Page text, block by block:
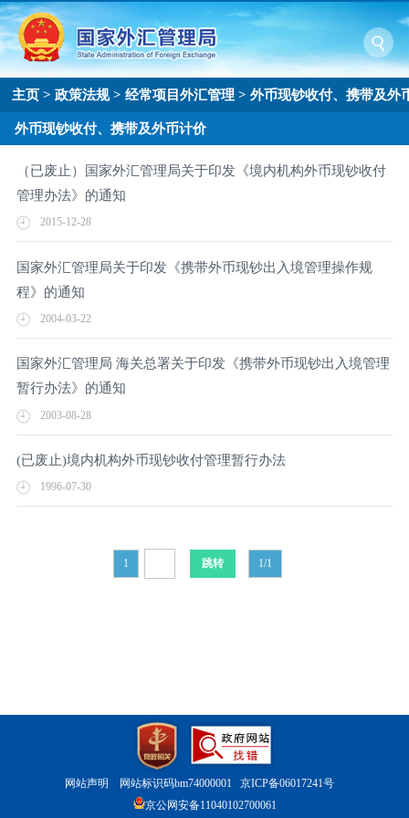
主页 >政策法规>经常项目外汇管理 >外币现钞收付、携带及外
外币现钞收付、携带及外币计价
（已废止）国家外汇管理局关于印发《境内机构外币现钞收付
管理办法》的通知
2015-12-28
国家外汇管理局关于印发《携带外币现钞出入境管理操作规
程》的通知
2004-03-22
国家外汇管理局 海关总署关于印发《携带外币现钞出入境管理
暂行办法》的通知
2003-08-28
(已废止)境内机构外币现钞收付管理暂行办法
1996-07-30
1 1/1
网站声明 网站标识码bm74000001 京ICP备06017241号
京公网安备11040102700061